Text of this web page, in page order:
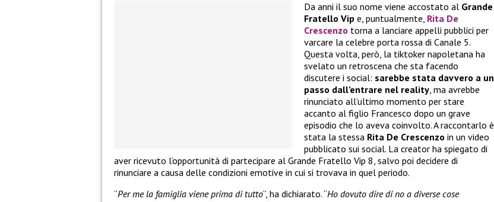
Da anni il suo nome viene accostato al Grande
Fratello Vip e, puntualmente, Rita De
Crescenzo torna a lanciare appelli pubblici per
varcare la celebre porta rossa di Canale 5.
Questa volta, però, la tiktoker napoletana ha
svelato un retroscena che sta facendo
discutere i social: sarebbe stata davvero a un
passo dall’entrare nel reality, ma avrebbe
rinunciato all’ultimo momento per stare
accanto al figlio Francesco dopo un grave
episodio che lo aveva coinvolto. A raccontarlo è
stata la stessa Rita De Crescenzo in un video
pubblicato sui social. La creator ha spiegato di
aver ricevuto l’opportunità di partecipare al Grande Fratello Vip 8, salvo poi decidere di
rinunciare a causa delle condizioni emotive in cui si trovava in quel periodo.
“Per me la famiglia viene prima di tutto“, ha dichiarato. “Ho dovuto dire di no a diverse cose